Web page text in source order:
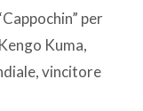
per
Kuma,
vincitore